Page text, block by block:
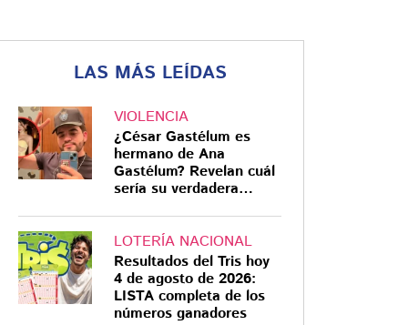
LAS MÁS LEÍDAS
VIOLENCIA
¿César Gastélum es
hermano de Ana
Gastélum? Revelan cuál
sería su verdadera
LOTERÍA NACIONAL
Resultados del Tris hoy
4 de agosto de 2026:
LISTA completa de los
números ganadores